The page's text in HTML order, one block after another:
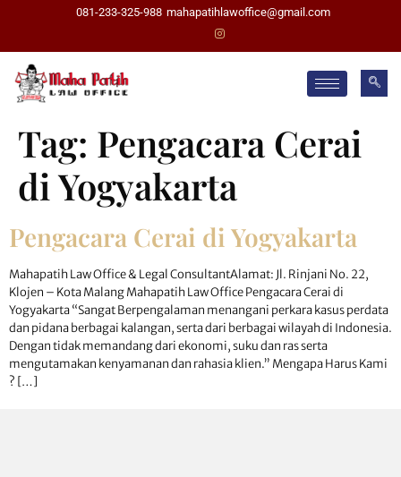
081-233-325-988 mahapatihlawoffice@gmail.com
Tag: Pengacara Cerai
di Yogyakarta
Pengacara Cerai di Yogyakarta
Mahapatih Law Office & Legal ConsultantAlamat: Jl. Rinjani No. 22,
Klojen – Kota Malang Mahapatih Law Office Pengacara Cerai di
Yogyakarta “Sangat Berpengalaman menangani perkara kasus perdata
dan pidana berbagai kalangan, serta dari berbagai wilayah di Indonesia.
Dengan tidak memandang dari ekonomi, suku dan ras serta
mengutamakan kenyamanan dan rahasia klien.” Mengapa Harus Kami
? […]